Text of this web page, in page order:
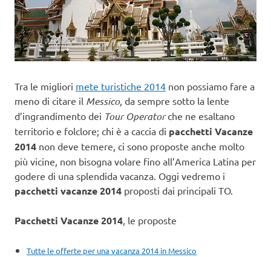
Tra le migliori mete turistiche 2014 non possiamo fare a
meno di citare il Messico, da sempre sotto la lente
d’ingrandimento dei Tour Operatorche ne esaltano
territorio e folclore; chi è a caccia di pacchetti Vacanze
2014 non deve temere, ci sono proposte anche molto
più vicine, non bisogna volare fino all’America Latina per
godere di una splendida vacanza. Oggi vedremo i
pacchetti vacanze 2014 proposti dai principali TO.
Pacchetti Vacanze 2014, le proposte
Tutte le offerte per una vacanza 2014 in Messico